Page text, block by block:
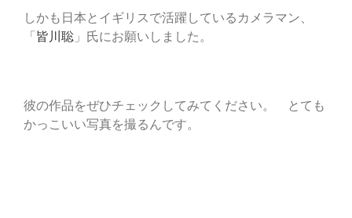
しかも日本とイギリスで活躍しているカメラマン、
「 皆川聡 」氏にお願いしました。
彼の作品をぜひチェックしてみてください。 とても
かっこいい写真を撮るんです。